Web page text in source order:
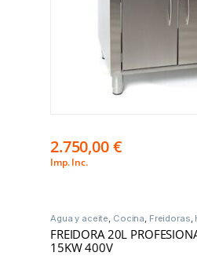
2.750,00€
Imp. Inc.
Agua y aceite, Cocina, Freidoras,
FREIDORA 20L
15KW 400V